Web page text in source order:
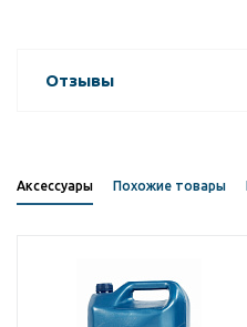
Отзывы
Аксессуары Похожие товары